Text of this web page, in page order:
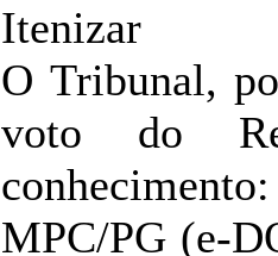
Itenizar
O Tribunal,
voto do
MPC/PG (e-